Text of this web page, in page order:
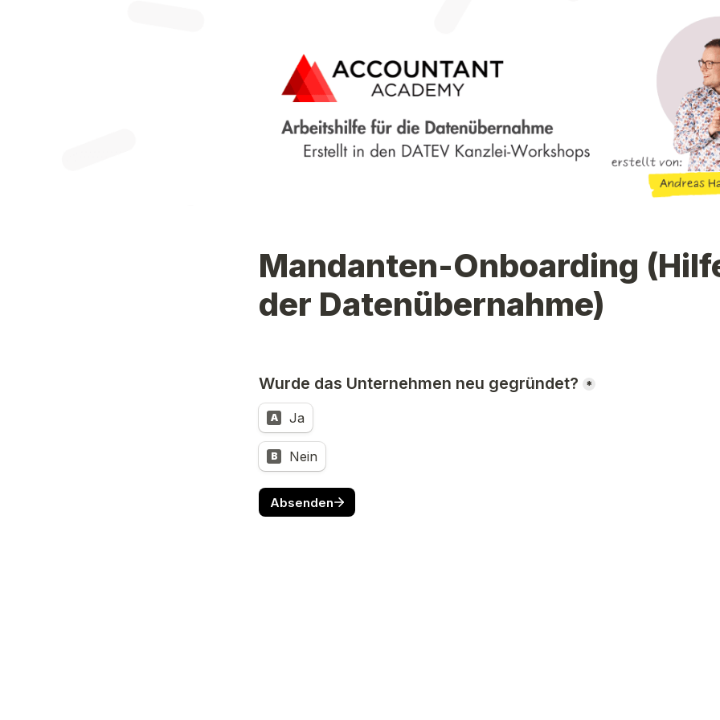
Mandanten-Onboarding
der Datenübernahme)
Wurde das Unternehmen neu gegründet? *
A Ja
B Nein
Absenden